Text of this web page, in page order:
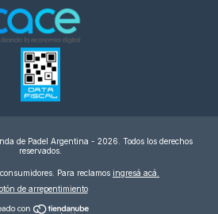
de Padel Argentina - 2026. Todos los derechos
reservados.
Para reclamos ingresá acá.
de arrepentimiento